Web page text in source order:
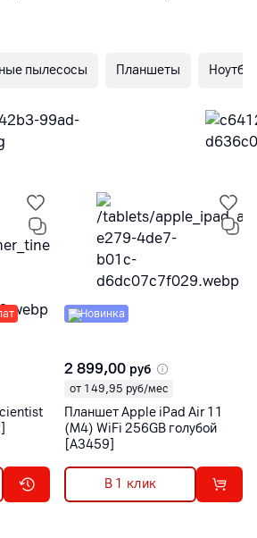
пылесосы Планшеты
Новинка
2 899,00 руб
от 149,95 руб/мес
Планшет Apple iPad Air 11
(M4) WiFi 256GB голубой
[A3459]
В 1 клик